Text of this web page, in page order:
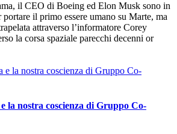
il CEO di Boeing ed Elon Musk sono in
il primo essere umano su Marte, ma
attraverso l’informatore Corey
la corsa spaziale parecchi decenni or
la nostra coscienza di Gruppo Co-